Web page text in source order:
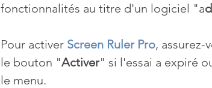
fonctionnalités au titre d'un logiciel "a
Pour activer Screen Ruler Pro,
le bouton "Activer" si l'essai a expiré
le menu.